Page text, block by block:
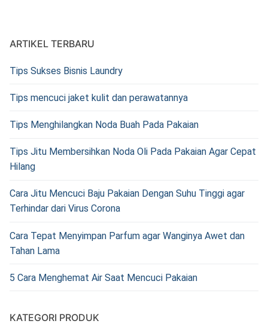
ARTIKEL TERBARU
Tips Sukses Bisnis Laundry
Tips mencuci jaket kulit dan perawatannya
Tips Menghilangkan Noda Buah Pada Pakaian
Tips Jitu Membersihkan Noda Oli Pada Pakaian Agar Cepat
Hilang
Cara Jitu Mencuci Baju Pakaian Dengan Suhu Tinggi agar
Terhindar dari Virus Corona
Cara Tepat Menyimpan Parfum agar Wanginya Awet dan
Tahan Lama
5 Cara Menghemat Air Saat Mencuci Pakaian
KATEGORI PRODUK